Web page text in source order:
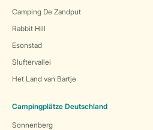
Camping De Zandput
Rabbit Hill
Esonstad
Sluftervallei
Het Land van Bartje
Campingplätze Deutschland
Sonnenberg